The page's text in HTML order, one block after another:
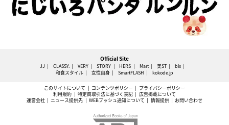
Official Site
JJ CLASSY. VERY STORY HERS Mart 美ST
bis
和食スタイル
女性自身 SmartFLASH kokode.jp
このサイトについて コンテンツポリシー
プライバシーポリシー
利用規約
特定商取引法に基づく表記
広告掲載について
運営会社
ニュース提供先 WEBプッシュ通知について 情報提供 お問い合わせ